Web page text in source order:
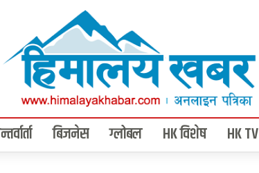
बिजनेस ग्लोबल HK विशेष HK TV